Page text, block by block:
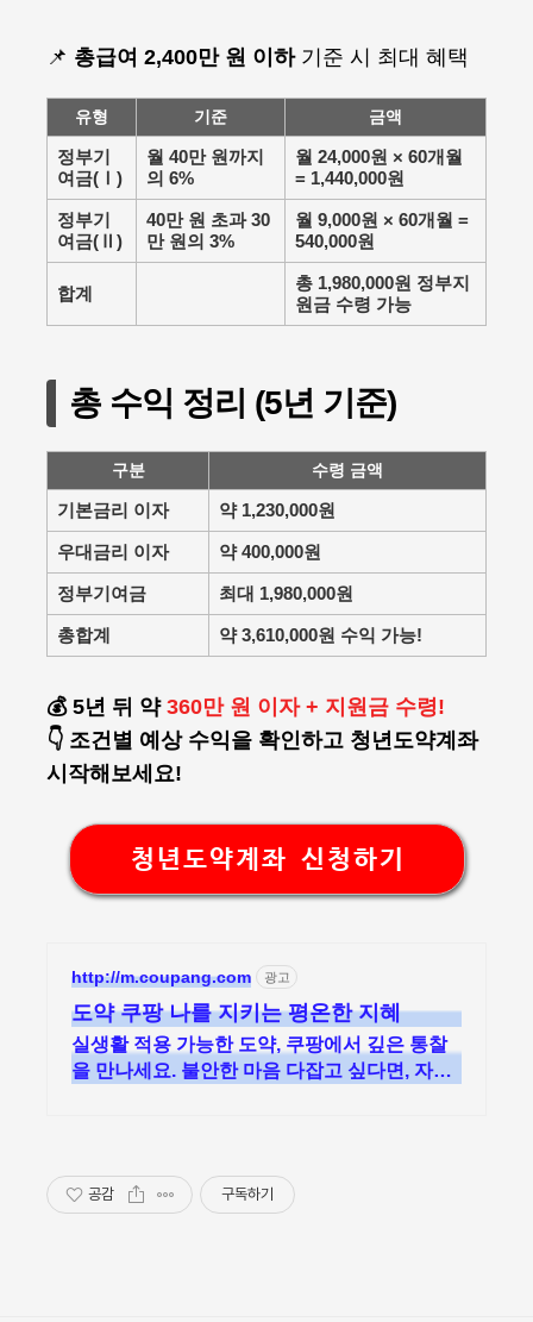
📌 총급여 2,400만 원 이하기준 시 최대 혜택
유형 기준 금액
정부기
여금(Ⅰ)
월 40만 원까지
의 6%
월 24,000원 × 60개월
= 1,440,000원
정부기
여금(Ⅱ)
40만 원 초과 30
만 원의 3%
월 9,000원 × 60개월 =
540,000원
합계
총 1,980,000원 정부지
원금 수령 가능
총 수익 정리 (5년 기준)
구분 수령 금액
기본금리 이자 약 1,230,000원
우대금리 이자 약 400,000원
정부기여금 최대 1,980,000원
총합계 약 3,610,000원 수익 가능!
💰 5년 뒤 약 360만 원 이자 + 지원금 수령!
👇 조건별 예상 수익을 확인하고 청년도약계좌
시작해보세요!
청년도약계좌 신청하기
http://m.coupang.com 광고
도약 쿠팡 나를 지키는 평온한 지혜
실생활 적용 가능한 도약, 쿠팡에서 깊은 통찰
을 만나세요. 불안한 마음 다잡고 싶다면, 자기
공감 구독하기